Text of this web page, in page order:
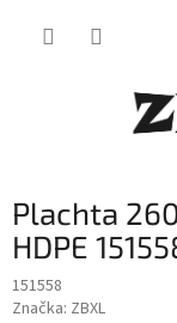
Plachta
HDPE
151558
Značka: ZBXL